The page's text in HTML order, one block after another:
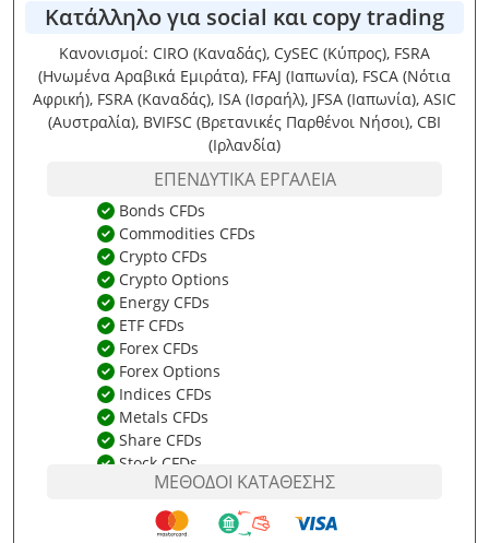
Κατάλληλο για social και copy trading
Κανονισμοί: CIRO (Καναδάς), CySEC (Κύπρος), FSRA
(Ηνωμένα Αραβικά Εμιράτα), FFAJ (Ιαπωνία), FSCA (Νότια
Αφρική), FSRA (Καναδάς), ISA (Ισραήλ), JFSA (Ιαπωνία), ASIC
(Αυστραλία), BVIFSC (Βρετανικές Παρθένοι Νήσοι), CBI
(Ιρλανδία)
ΕΠΕΝΔΥΤΙΚΆ ΕΡΓΑΛΕΊΑ
Bonds CFDs
Commodities CFDs
Crypto CFDs
Crypto Options
Energy CFDs
ETF CFDs
Forex CFDs
Forex Options
Indices CFDs
Metals CFDs
Share CFDs
Stock CFDs
US Δικαιώματα Προαίρεσης Μετοχών
Δικαιώματα Προαίρεσης Επί Δεικτών
Δικαιώματα Προαίρεσης Μετοχών
ΜΈΘΟΔΟΙ ΚΑΤΆΘΕΣΗΣ